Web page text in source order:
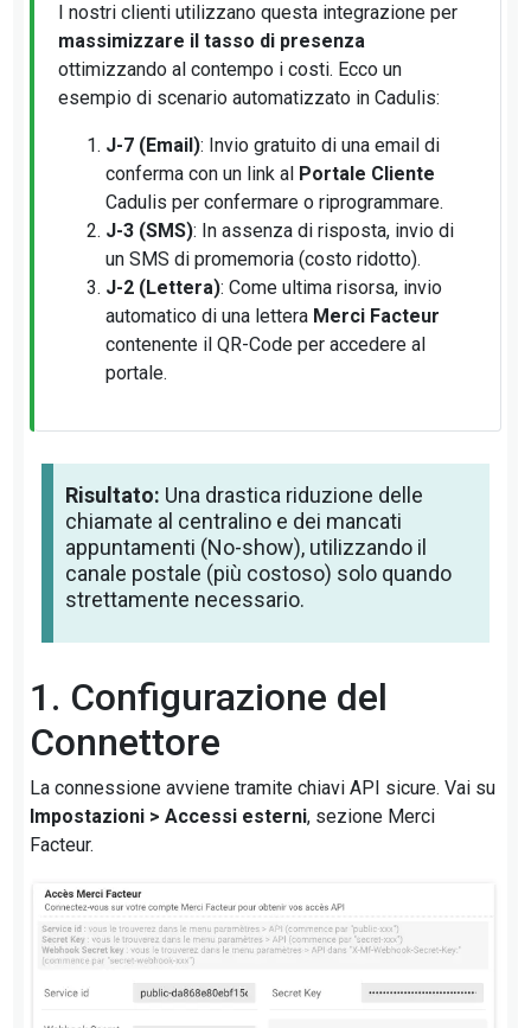
I nostri clienti utilizzano questa integrazione per
massimizzare il tasso di presenza
ottimizzando al contempo i costi. Ecco un
esempio di scenario automatizzato in Cadulis:
J-7 (Email): Invio gratuito di una email di
conferma con un link al Portale Cliente
Cadulis per confermare o riprogrammare.
J-3 (SMS): In assenza di risposta, invio di
un SMS di promemoria (costo ridotto).
J-2 (Lettera): Come ultima risorsa, invio
automatico di una lettera Merci Facteur
contenente il QR-Code per accedere al
portale.
Risultato: Una drastica riduzione delle
chiamate al centralino e dei mancati
appuntamenti (No-show), utilizzando il
canale postale (più costoso) solo quando
strettamente necessario.
1. Configurazione del
Connettore
La connessione avviene tramite chiavi API sicure. Vai su
Impostazioni > Accessi esterni, sezione Merci
Facteur.